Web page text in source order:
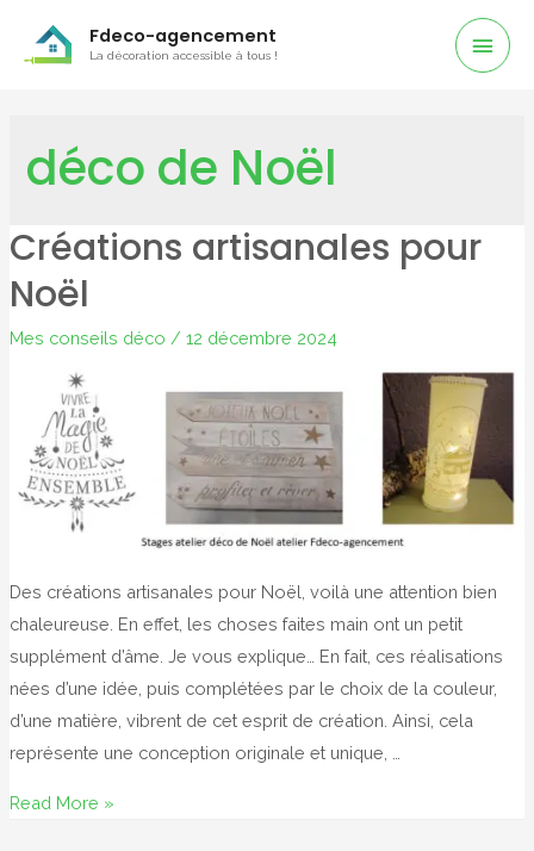
Fdeco-agencement
La décoration accessible à tous !
déco de Noël
Créations artisanales pour
Noël
Mes conseils déco / 12 décembre 2024
Des créations artisanales pour Noël, voilà une attention bien
chaleureuse. En effet, les choses faites main ont un petit
supplément d’âme. Je vous explique… En fait, ces réalisations
nées d’une idée, puis complétées par le choix de la couleur,
d’une matière, vibrent de cet esprit de création. Ainsi, cela
représente une conception originale et unique, …
Créations
Read More »